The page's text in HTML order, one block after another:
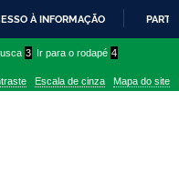
À INFORMAÇÃO
3 Ir para o rodapé 4
Escala de cinza Mapa do site